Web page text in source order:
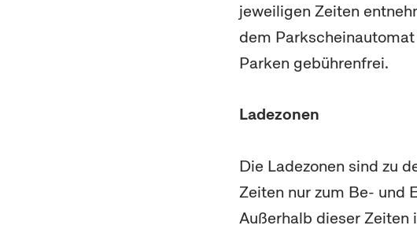
jeweiligen Zeiten
dem
Parken gebührenfrei.
Ladezonen
Die Ladezonen sind zu
Zeiten nur zum Be- und
Außerhalb dieser Zeiten